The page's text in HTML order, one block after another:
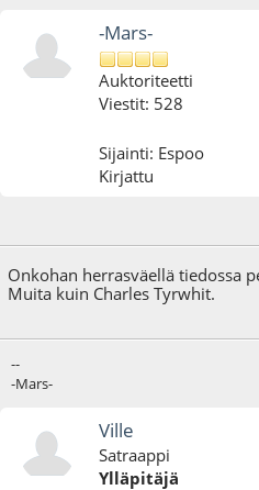
-Mars-
Auktoriteetti
Viestit: 528
Sijainti: Espoo
Kirjattu
Onkohan herrasväellä tiedossa
Muita kuin Charles Tyrwhit.
--
-Mars-
Ville
Satraappi
Ylläpitäjä